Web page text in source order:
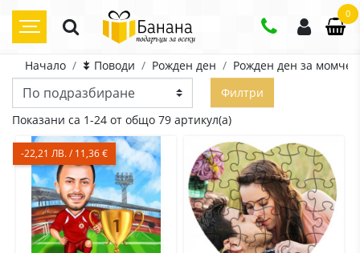
0
Начало ⯯ Поводи Рожден ден
Рожден ден за момче
Филтри
Показани са 1-24 от общо 79 артикул(а)
-22,21 ЛВ. / 11,36 €